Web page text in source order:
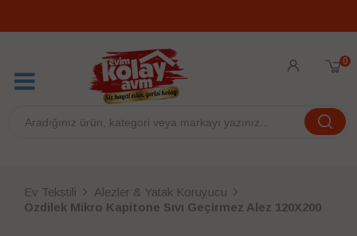
0
Ev Tekstili
Alezler & Yatak Koruyucu
Özdilek Mikro Kapitone Sıvı Geçirmez Alez 120X200